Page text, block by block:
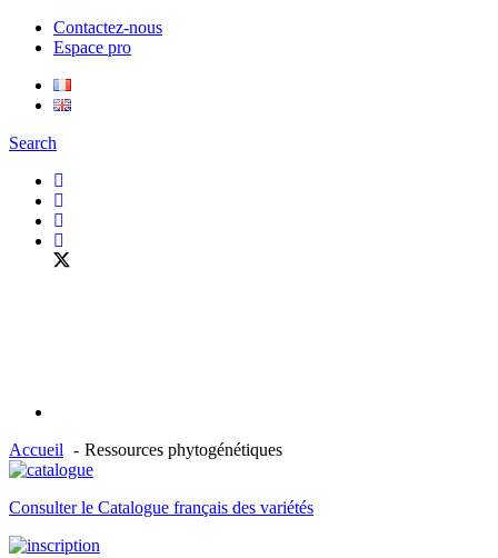
Contactez-nous
Espace pro
Search
Accueil Ressources phytogénétiques
Consulter le Catalogue français des variétés